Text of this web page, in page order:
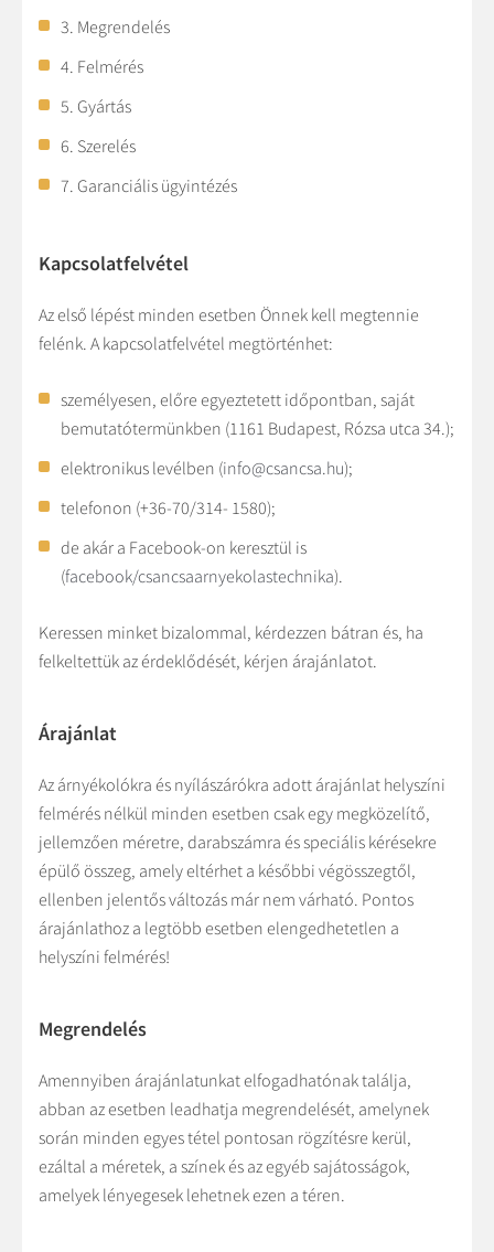
3. Megrendelés
4. Felmérés
5. Gyártás
6. Szerelés
7. Garanciális ügyintézés
Kapcsolatfelvétel
Az első lépést minden esetben Önnek kell megtennie
felénk. A kapcsolatfelvétel megtörténhet:
személyesen, előre egyeztetett időpontban, saját
bemutatótermünkben (1161 Budapest, Rózsa utca 34.);
elektronikus levélben (info@csancsa.hu);
telefonon (+36-70/314- 1580);
de akár a Facebook-on keresztül is
(facebook/csancsaarnyekolastechnika).
Keressen minket bizalommal, kérdezzen bátran és, ha
felkeltettük az érdeklődését, kérjen árajánlatot.
Árajánlat
Az árnyékolókra és nyílászárókra adott árajánlat helyszíni
felmérés nélkül minden esetben csak egy megközelítő,
jellemzően méretre, darabszámra és speciális kérésekre
épülő összeg, amely eltérhet a későbbi végösszegtől,
ellenben jelentős változás már nem várható. Pontos
árajánlathoz a legtöbb esetben elengedhetetlen a
helyszíni felmérés!
Megrendelés
Amennyiben árajánlatunkat elfogadhatónak találja,
abban az esetben leadhatja megrendelését, amelynek
során minden egyes tétel pontosan rögzítésre kerül,
ezáltal a méretek, a színek és az egyéb sajátosságok,
amelyek lényegesek lehetnek ezen a téren.